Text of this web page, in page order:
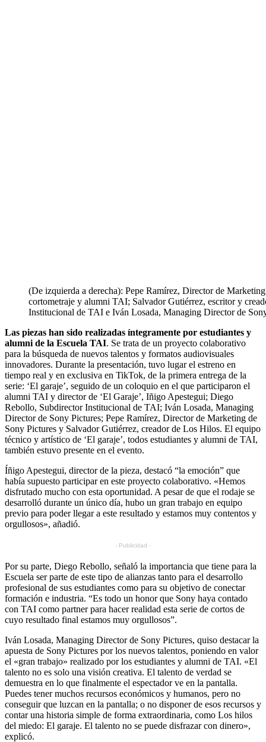
(De izquierda a derecha): Pepe Ramírez, Director de
cortometraje y alumni TAI; Salvador Gutiérrez, escritor y
Institucional de TAI e Iván Losada, Managing Director de
Las piezas han sido realizadas íntegramente por estudiantes y
alumni de la Escuela TAI. Se trata de un proyecto colaborativo
para la búsqueda de nuevos talentos y formatos audiovisuales
innovadores. Durante la presentación, tuvo lugar el estreno en
tiempo real y en exclusiva en TikTok, de la primera entrega de la
serie: ‘El garaje’, seguido de un coloquio en el que participaron el
alumni TAI y director de ‘El Garaje’, Iñigo Apestegui; Diego
Rebollo, Subdirector Institucional de TAI; Iván Losada, Managing
Director de Sony Pictures; Pepe Ramírez, Director de Marketing de
Sony Pictures y Salvador Gutiérrez, creador de Los Hilos. El equipo
técnico y artístico de ‘El garaje’, todos estudiantes y alumni de TAI,
también estuvo presente en el evento.
Íñigo Apestegui, director de la pieza, destacó “la emoción” que
había supuesto participar en este proyecto colaborativo. «Hemos
disfrutado mucho con esta oportunidad. A pesar de que el rodaje se
desarrolló durante un único día, hubo un gran trabajo en equipo
previo para poder llegar a este resultado y estamos muy contentos y
orgullosos», añadió.
- Publicidad -
Por su parte, Diego Rebollo, señaló la importancia que tiene para la
Escuela ser parte de este tipo de alianzas tanto para el desarrollo
profesional de sus estudiantes como para su objetivo de conectar
formación e industria. “Es todo un honor que Sony haya contado
con TAI como partner para hacer realidad esta serie de cortos de
cuyo resultado final estamos muy orgullosos”.
Iván Losada, Managing Director de Sony Pictures, quiso destacar la
apuesta de Sony Pictures por los nuevos talentos, poniendo en valor
el «gran trabajo» realizado por los estudiantes y alumni de TAI. «El
talento no es solo una visión creativa. El talento de verdad se
demuestra en lo que finalmente el espectador ve en la pantalla.
Puedes tener muchos recursos económicos y humanos, pero no
conseguir que luzcan en la pantalla; o no disponer de esos recursos y
contar una historia simple de forma extraordinaria, como Los hilos
del miedo: El garaje. El talento no se puede disfrazar con dinero»,
explicó.